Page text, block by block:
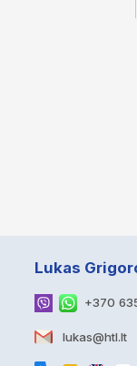
Lukas
+370
lukas@htl.lt